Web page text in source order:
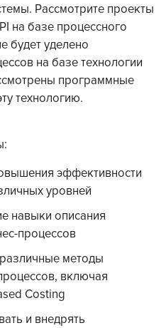
Рассмотрите проекты
на базе процессного
будет уделено
на базе технологии
программные
технологию.
эффективности
уровней
навыки описания
процессов
методы
включая
Costing
и внедрять